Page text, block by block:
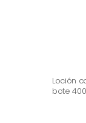
Loción
bote